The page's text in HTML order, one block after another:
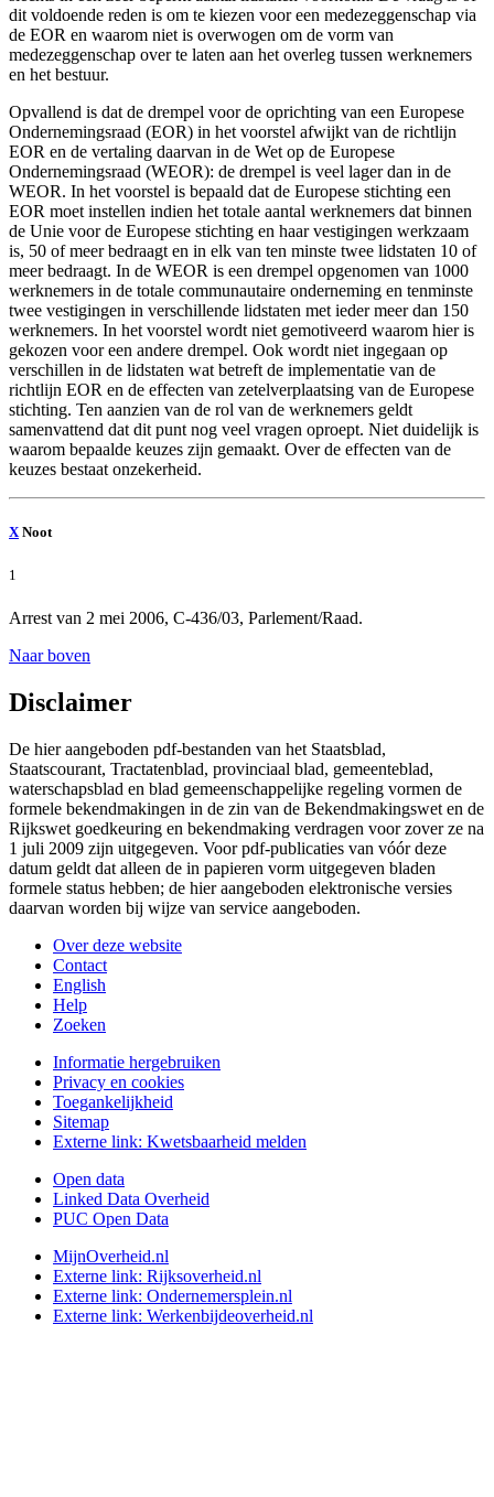
dit voldoende reden is om te kiezen voor een medezeggenschap via
de EOR en waarom niet is overwogen om de vorm van
medezeggenschap over te laten aan het overleg tussen werknemers
en het bestuur.
Opvallend is dat de drempel voor de oprichting van een Europese
Ondernemingsraad (EOR) in het voorstel afwijkt van de richtlijn
EOR en de vertaling daarvan in de Wet op de Europese
Ondernemingsraad (WEOR): de drempel is veel lager dan in de
WEOR. In het voorstel is bepaald dat de Europese stichting een
EOR moet instellen indien het totale aantal werknemers dat binnen
de Unie voor de Europese stichting en haar vestigingen werkzaam
is, 50 of meer bedraagt en in elk van ten minste twee lidstaten 10 of
meer bedraagt. In de WEOR is een drempel opgenomen van 1000
werknemers in de totale communautaire onderneming en tenminste
twee vestigingen in verschillende lidstaten met ieder meer dan 150
werknemers. In het voorstel wordt niet gemotiveerd waarom hier is
gekozen voor een andere drempel. Ook wordt niet ingegaan op
verschillen in de lidstaten wat betreft de implementatie van de
richtlijn EOR en de effecten van zetelverplaatsing van de Europese
stichting. Ten aanzien van de rol van de werknemers geldt
samenvattend dat dit punt nog veel vragen oproept. Niet duidelijk is
waarom bepaalde keuzes zijn gemaakt. Over de effecten van de
keuzes bestaat onzekerheid.
XNoot
1
Arrest van 2 mei 2006, C-436/03, Parlement/Raad.
Naar boven
Disclaimer
De hier aangeboden pdf-bestanden van het Staatsblad,
Staatscourant, Tractatenblad, provinciaal blad, gemeenteblad,
waterschapsblad en blad gemeenschappelijke regeling vormen de
formele bekendmakingen in de zin van de Bekendmakingswet en de
Rijkswet goedkeuring en bekendmaking verdragen voor zover ze na
1 juli 2009 zijn uitgegeven. Voor pdf-publicaties van vóór deze
datum geldt dat alleen de in papieren vorm uitgegeven bladen
formele status hebben; de hier aangeboden elektronische versies
daarvan worden bij wijze van service aangeboden.
Over deze website
Contact
English
Help
Zoeken
Informatie hergebruiken
Privacy en cookies
Toegankelijkheid
Sitemap
Externe link: Kwetsbaarheid melden
Open data
Linked Data Overheid
PUC Open Data
MijnOverheid.nl
Externe link: Rijksoverheid.nl
Externe link: Ondernemersplein.nl
Externe link: Werkenbijdeoverheid.nl